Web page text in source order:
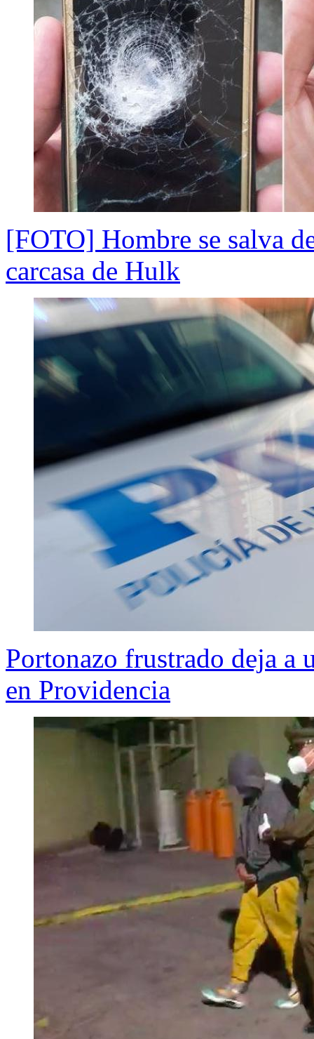
[FOTO] Hombre se salva
carcasa de Hulk
Portonazo frustrado deja a
en Providencia